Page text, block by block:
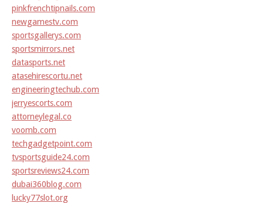
pinkfrenchtipnails.com
newgamestv.com
sportsgallerys.com
sportsmirrors.net
datasports.net
atasehirescortu.net
engineeringtechub.com
jerryescorts.com
attorneylegal.co
voomb.com
techgadgetpoint.com
tvsportsguide24.com
sportsreviews24.com
dubai360blog.com
lucky77slot.org